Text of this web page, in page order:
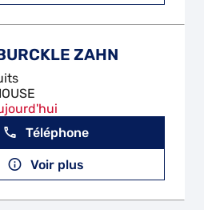
ZAHN
Téléphone
Voir plus